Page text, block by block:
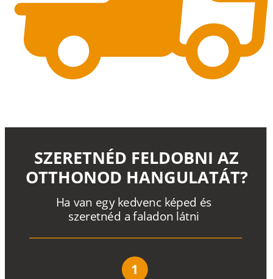
Ha van egy kedvenc képed és
szeretnéd a faladon látni
SZERETNÉD FELDOBNI AZ
OTTHONOD HANGULATÁT?
1